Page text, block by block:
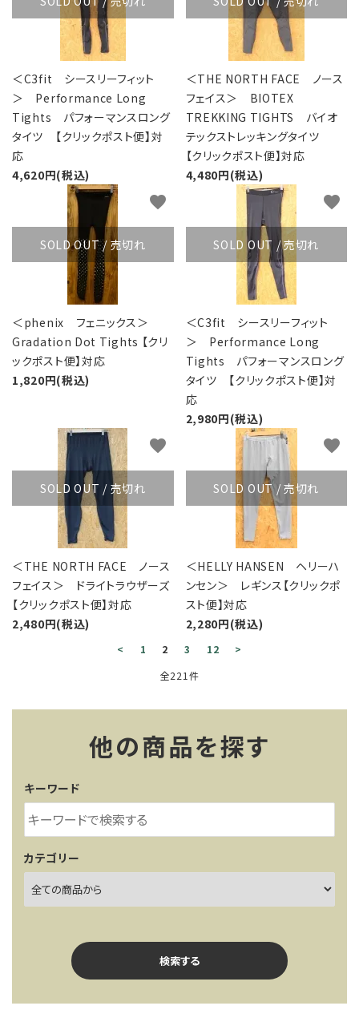
＜C3fit シースリーフィット
＞ Performance Long
Tights パフォーマンスロング
タイツ 【クリックポスト便】対
応
4,620円(税込)
＜THE NORTH FACE ノース
フェイス＞ BIOTEX
TREKKING TIGHTS バイオ
テックストレッキングタイツ
【クリックポスト便】対応
4,480円(税込)
SOLD OUT / 売切れ
＜phenix フェニックス＞
Gradation Dot Tights 【クリ
ックポスト便】対応
1,820円(税込)
favorite
SOLD OUT / 売切れ
＜C3fit シースリーフィット
＞ Performance Long
Tights パフォーマンスロング
タイツ 【クリックポスト便】対
応
2,980円(税込)
favorite
SOLD OUT / 売切れ
＜THE NORTH FACE ノース
フェイス＞ ドライトラウザーズ
【クリックポスト便】対応
2,480円(税込)
favorite
SOLD OUT / 売切れ
＜HELLY HANSEN ヘリーハ
ンセン＞ レギンス【クリックポ
スト便】対応
2,280円(税込)
favorite
< 1 2 3 12
>
全221件
他の商品を探す
キーワード
カテゴリー
検索する